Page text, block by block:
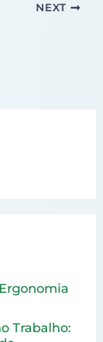
NEXT
Trabalho: